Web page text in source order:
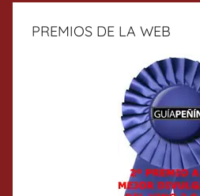
PREMIOS DE LA WEB